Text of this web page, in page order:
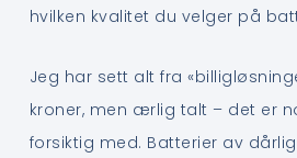
hvilken kvalitet du velger på
Jeg har sett alt fra
kroner, men ærlig talt – det er
forsiktig med. Batterier av